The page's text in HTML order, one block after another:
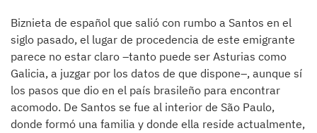
Biznieta de español que salió con rumbo a Santos en el
siglo pasado, el lugar de procedencia de este emigrante
parece no estar claro –tanto puede ser Asturias como
Galicia, a juzgar por los datos de que dispone–, aunque sí
los pasos que dio en el país brasileño para encontrar
acomodo. De Santos se fue al interior de São Paulo,
donde formó una familia y donde ella reside actualmente,